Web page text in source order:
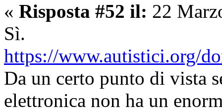
« Risposta #52 il: 22
Sì.
https://www.autistici.org/
Da un certo punto di vista
elettronica non ha un